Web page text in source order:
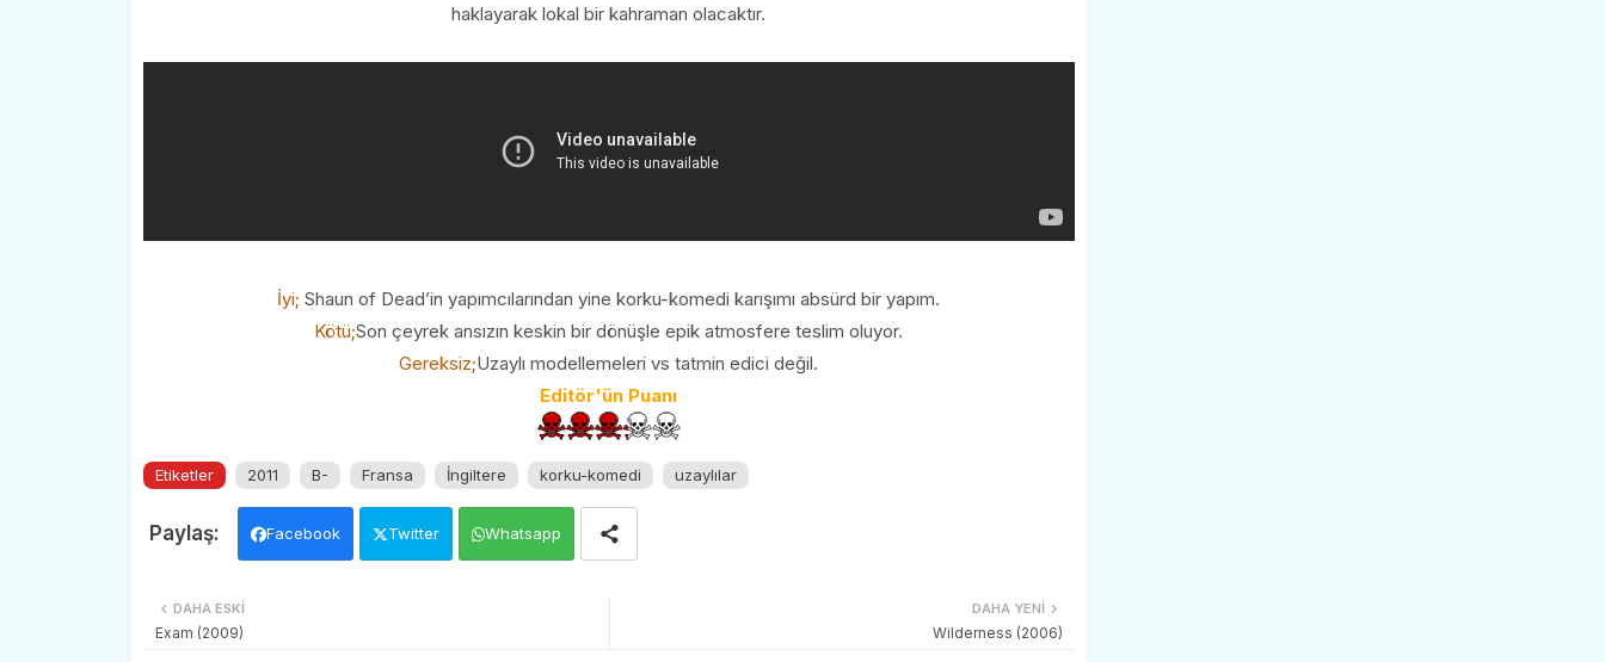
haklayarak lokal bir kahraman olacaktır.
İyi; Shaun of Dead’in yapımcılarından yine korku-komedi karışımı absürd bir yapım.
Kötü;Son çeyrek ansızın keskin bir dönüşle epik atmosfere teslim oluyor.
Gereksiz;Uzaylı modellemeleri vs tatmin edici değil.
Editör'ün Puanı
Etiketler 2011 B- Fransa İngiltere korku-komedi uzaylılar
Facebook Twitter Whatsapp
DAHA YENI
Wilderness (2006)
DAHA ESKI
Exam (2009)